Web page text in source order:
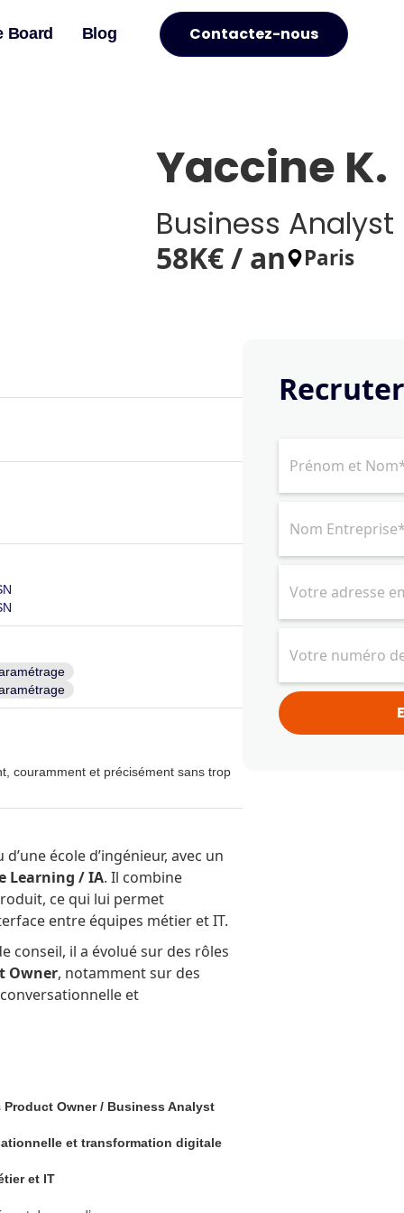
Board Blog Contactez-nous
Yaccine K.
Business Analyst
58K€ / an Paris
couramment et précisément sans trop
école d’ingénieur, avec un
Learning / IA. Il combine
ce qui lui permet
entre équipes métier et IT.
conseil, il a évolué sur des rôles
Owner, notamment sur des
et
Product Owner / Business Analyst
et transformation digitale
et IT